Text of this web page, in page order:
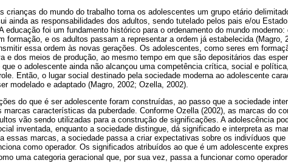
crianças do mundo do trabalho torna os adolescentes um grupo etário
ainda as responsabilidades dos adultos, sendo tutelado pelos pais e/ou
educação foi um fundamento histórico para o ordenamento do mundo
formação, e os adultos passam a representar a ordem já estabelecida (Magro,
essa ordem às novas gerações. Os adolescentes, como seres em
e dos meios de produção, ao mesmo tempo em que são depositários das
que o adolescente ainda não alcançou uma competência crítica, social e
Então, o lugar social destinado pela sociedade moderna ao adolescente
modelado e adaptado (Magro, 2002; Ozella, 2002).
do que é ser adolescente foram construídas, ao passo que a sociedade
marcas características da puberdade. Conforme Ozella (2002), as marcas do
vão sendo utilizadas para a construção de significações. A adolescência
inventada, enquanto a sociedade distingue, dá significado e interpreta as
essas marcas, a sociedade passa a criar expectativas sobre os indivíduos
como operador. Os significados atribuídos ao que é um adolescente
uma categoria geracional que, por sua vez, passa a funcionar como